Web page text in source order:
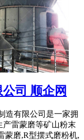
司 顺企网
造有限公司是一家拥
雷蒙磨等矿山粉末
蒙磨,R型摆式磨粉机,